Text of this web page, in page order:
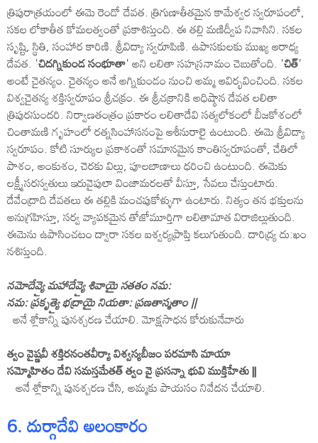
త్రిపురాత్రయంలో ఈమె రెండో దేవత. త్రిగుణాతీతమైన కామేశ్వర స్వరూపంలో,
సకల లోకాతీత కోమలత్వంతో ప్రకాశిస్తుంది. ఈ తల్లి మణిద్వీప నివాసిని. సకల
సృష్టి, స్థితి, సంహార కారిణి. శ్రీవిద్యా స్వరూపిణి. ఉపాసకులకు ముఖ్య ఆరాధ్య
దేవత. 'చిదగ్నికుండ సంభూతా' అని లలితా సహస్రనామం చెబుతోంది. 'చిత్‌'
అంటే చైతన్యం. చైతన్యం అనే అగ్నికుండం నుంచి అమ్మ ఆవిర్భవించింది. సకల
విశ్వచైతన్య శక్తిస్వరూపం శ్రీచక్రం. ఈ శ్రీచక్రానికి అధిష్ఠాన దేవత లలితా
త్రిపురసుందరి. నిర్వాణతంత్రం ప్రకారం లలితాదేవి సత్యలోకంలో బీజకోశంలో
చింతామణి గృహంలో రత్నసింహాసనంపై ఆశీనురాలై ఉంటుంది. ఈమె శ్రీవిద్యా
స్వరూపం. కోటి సూర్యుల ప్రకాశంతో సమానమైన కాంతిస్వరూపంతో, చేతిలో
పాశం, అంకుశం, చెరకు విల్లు, పూలబాణాలు ధరించి ఉంటుంది. ఈమెకు
లక్ష్మీసరస్వతులు ఇరువైపులా వింజామరలతో వీస్తూ, సేవలు చేస్తుంటారు.
దేవేంద్రాది దేవతలు ఈ తల్లికి మంచపుకోళ్ళుగా ఉంటారు. నిత్యం తన భక్తులను
అనుగ్రహిస్తూ, సర్వ వ్యాపకమైన తోజోమూర్తిగా లలితామాత విరాజిల్లుతుంది.
ఈమెను ఉపాసించటం ద్వారా సకల ఐశ్వర్యప్రాప్తి కలుగుతుంది. దారిద్య్ర దు:ఖం
నశిస్తుంది.
నమోదేవ్యై మహాదేవ్యై శివాయై సతతం నమ:
నమ: ప్రకృత్యై భద్రాయై నియతా: ప్రణతాస్మతాం ||
అనే శ్లోకాన్ని పునశ్చరణ చేయాలి. మోక్షసాధన కోరుకునేవారు
త్వం వైష్ణవీ శక్తిరనంతవీర్యా విశ్వస్యబీజం పరమాసి మాయా
సమ్మోహితం దేవి సమస్తమేతత్‌ త్వం వై ప్రసన్నా భువి ముక్తిహేతు ||
అనే శ్లోకాన్ని పునశ్చరణ చేసి, అమ్మకు పాయసం నివేదన చేయాలి.
6. దుర్గాదేవి అలంకారం